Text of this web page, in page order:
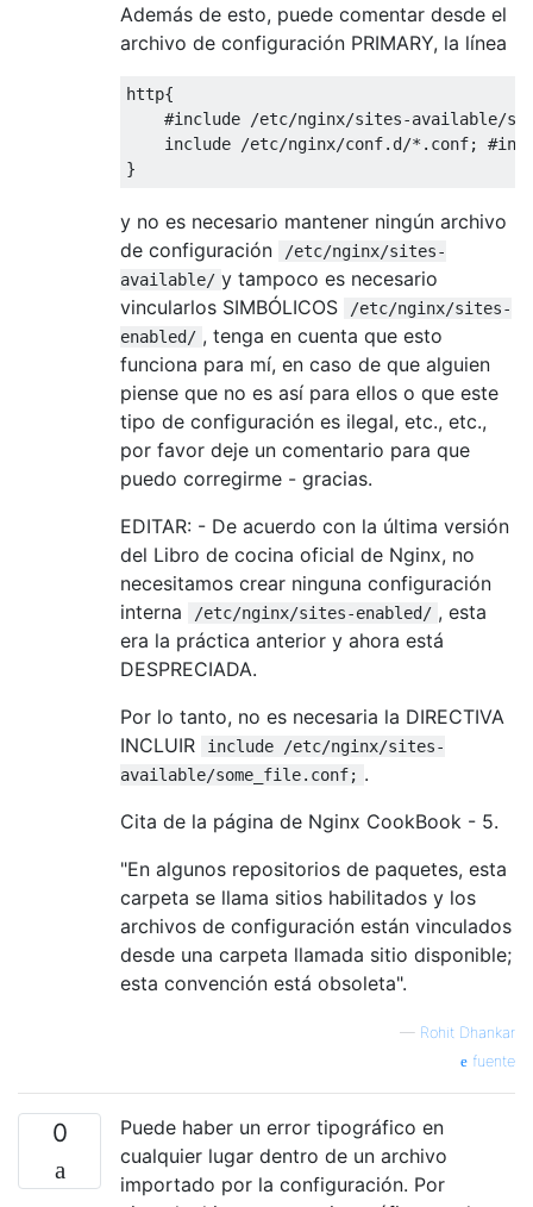
Además de esto, puede comentar desde el
archivo de configuración PRIMARY, la línea
http{
#include /etc/nginx/sites-available/
include /etc/nginx/conf.d/*.conf;
y no es necesario mantener ningún archivo
de configuración
/etc/nginx/sites-
available/ y tampoco es necesario
vincularlos SIMBÓLICOS
/etc/nginx/sites-
enabled/ , tenga en cuenta que esto
funciona para mí, en caso de que alguien
piense que no es así para ellos o que este
tipo de configuración es ilegal, etc., etc.,
por favor deje un comentario para que
puedo corregirme - gracias.
EDITAR: - De acuerdo con la última versión
del Libro de cocina oficial de Nginx, no
necesitamos crear ninguna configuración
interna
/etc/nginx/sites-enabled/ , esta
era la práctica anterior y ahora está
DESPRECIADA.
Por lo tanto, no es necesaria la DIRECTIVA
INCLUIR
include /etc/nginx/sites-
available/some_file.conf; .
Cita de la página de Nginx CookBook - 5.
"En algunos repositorios de paquetes, esta
carpeta se llama sitios habilitados y los
archivos de configuración están vinculados
desde una carpeta llamada sitio disponible;
esta convención está obsoleta".
— Rohit Dhankar
fuente
0
Puede haber un error tipográfico en
cualquier lugar dentro de un archivo
importado por la configuración. Por